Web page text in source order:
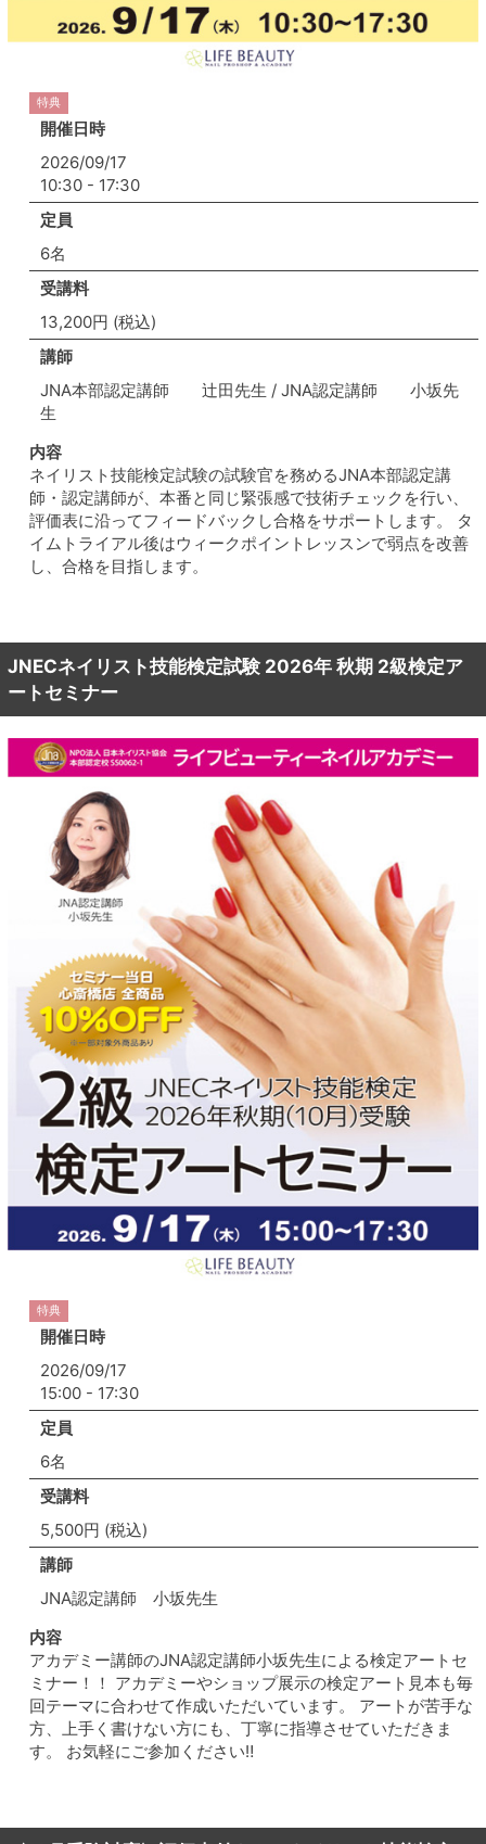
特典
開催日時
2026/09/17
10:30 - 17:30
定員
6名
受講料
13,200円 (税込)
講師
JNA本部認定講師 辻田先生 / JNA認定講師 小坂先
生
内容
ネイリスト技能検定試験の試験官を務めるJNA本部認定講
師・認定講師が、本番と同じ緊張感で技術チェックを行い、
評価表に沿ってフィードバックし合格をサポートします。 タ
イムトライアル後はウィークポイントレッスンで弱点を改善
し、合格を目指します。
JNECネイリスト技能検定試験 2026年 秋期 2級検定ア
ートセミナー
特典
開催日時
2026/09/17
15:00 - 17:30
定員
6名
受講料
5,500円 (税込)
講師
JNA認定講師 小坂先生
内容
アカデミー講師のJNA認定講師小坂先生による検定アートセ
ミナー！！ アカデミーやショップ展示の検定アート見本も毎
回テーマに合わせて作成いただいています。 アートが苦手な
方、上手く書けない方にも、丁寧に指導させていただきま
す。 お気軽にご参加ください‼